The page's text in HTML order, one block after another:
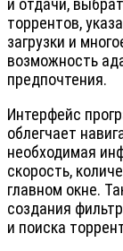
и отдачи,
торрентов,
загрузки и
возможность
предпочтения.
Интерфейс
облегчает
необходимая
скорость,
главном окне.
создания
и поиска